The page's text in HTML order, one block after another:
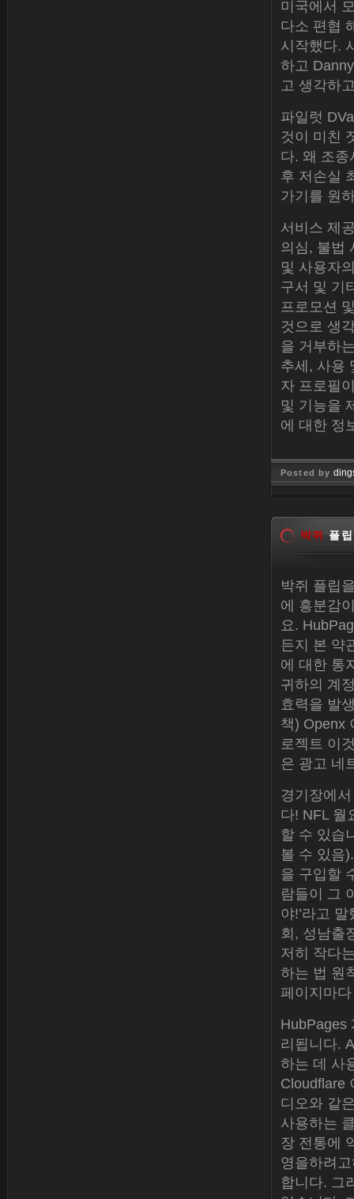
미국에서
다소 편협
시작했다.
하고
고 생각하
파일럿
것이 미친
다. 왜 조
후 저손실
가기를 원
서비스 제
의심, 불법
및 사용자
구서 및 기
프로모션
것으로 생
을 거부하
추세, 사용
자 프로필
및 기능을
에 대한 정
Posted by
박쥐 플
박쥐 플립
에 흥분감
요.
든지 본 약
에 대한 통
귀하의 계
효력을 발
책) Openx
로젝트 이
은 광고 네
경기장에
다! NFL 월
할 수 있습
볼 수 있음
을 구입할
람들이 그
야!’라고
회, 성남출
저히 작다
하는 법 원
페이지마
HubPages
리됩니다.
하는 데 사
Cloudflare
디오와 같
사용하는
장 전통에
영을하려
합니다. 그